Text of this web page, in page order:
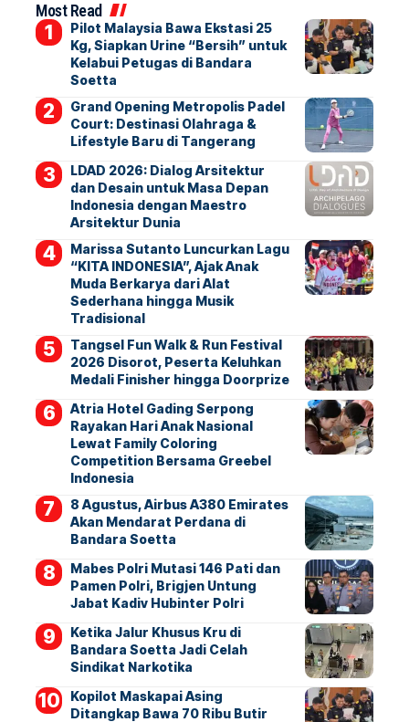
Most Read
Pilot Malaysia Bawa Ekstasi 25
Kg, Siapkan Urine “Bersih” untuk
Kelabui Petugas di Bandara
Soetta
Grand Opening Metropolis Padel
Court: Destinasi Olahraga &
Lifestyle Baru di Tangerang
LDAD 2026: Dialog Arsitektur
dan Desain untuk Masa Depan
Indonesia dengan Maestro
Arsitektur Dunia
Marissa Sutanto Luncurkan Lagu
“KITA INDONESIA”, Ajak Anak
Muda Berkarya dari Alat
Sederhana hingga Musik
Tradisional
Tangsel Fun Walk & Run Festival
2026 Disorot, Peserta Keluhkan
Medali Finisher hingga Doorprize
Atria Hotel Gading Serpong
Rayakan Hari Anak Nasional
Lewat Family Coloring
Competition Bersama Greebel
Indonesia
8 Agustus, Airbus A380 Emirates
Akan Mendarat Perdana di
Bandara Soetta
Mabes Polri Mutasi 146 Pati dan
Pamen Polri, Brigjen Untung
Jabat Kadiv Hubinter Polri
Ketika Jalur Khusus Kru di
Bandara Soetta Jadi Celah
Sindikat Narkotika
Kopilot Maskapai Asing
Ditangkap Bawa 70 Ribu Butir